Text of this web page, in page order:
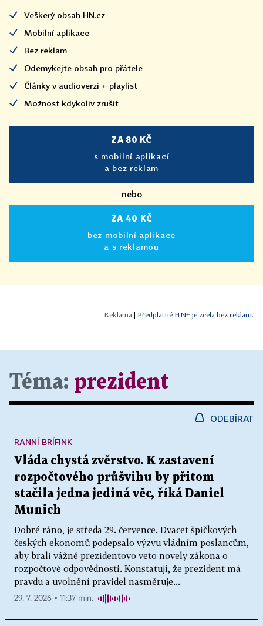
Veškerý obsah HN.cz
Mobilní aplikace
Bez reklam
Odemykejte obsah pro přátele
Články v audioverzi + playlist
Možnost kdykoliv zrušit
ZA 80 KČ
s mobilní aplikací
a bez reklam
nebo
ZA 40 KČ
bez mobilní aplikace
a s reklamou
Předplatné HN+ je zcela bez reklam.
Téma: prezident
ODEBÍRAT
Vláda chystá zvěrstvo. K zastavení
rozpočtového průšvihu by přitom
stačila jedna jediná věc, říká Daniel
Munich
Dobré ráno, je středa 29. července. Dvacet špičkových
českých ekonomů podepsalo výzvu vládním poslancům,
aby brali vážně prezidentovo veto novely zákona o
rozpočtové odpovědnosti. Konstatují, že prezident má
pravdu a uvolnění pravidel nasměruje...
RANNÍ BRÍFINK
29. 7. 2026 ▪ 11:37 min.